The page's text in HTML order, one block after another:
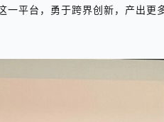
一平台，勇于跨界创新，产出更